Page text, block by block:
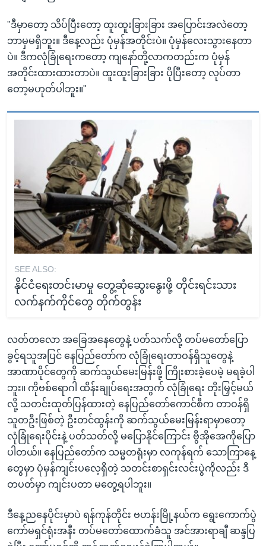
"ဒီမှာတော့ သိပ်ပြီးတော့ ထူးထူးခြားခြား အပြောင်းအလဲတော့
ဘာမှမရှိဘူး။ ဒီနေ့လည်း ပုံမှန်အတိုင်းပဲ။ ပုံမှန်လေးသွားနေတာ
ပဲ။ ဒီကလုံခြုံရေးကတော့ ကျနော်တို့လာကတည်းက ပုံမှန်
အတိုင်းထားထားတာပဲ။ ထူးထူးခြားခြား ပိုပြီးတော့ လုပ်တာ
တော့မဟုတ်ပါဘူး။"
SEE ALSO:
နိုင်ငံရေးတင်းမာမှု တွေ့ဆုံဆွေးနွေးဖို့ တိုင်းရင်းသား
လက်နက်ကိုင်တွေ တိုက်တွန်း
လတ်တလော အခြေအနေတွေနဲ့ ပတ်သက်လို့ တပ်မတော်ပြော
ခွင့်ရသူအပြင် နေပြည်တော်က လုံခြုံရေးတာဝန်ရှိသူတွေနဲ့
အာဏာပိုင်တွေကို ဆက်သွယ်မေးမြန်းဖို့ ကြိုးစားခဲ့ပေမဲ့ မရခဲ့ပါ
ဘူး။ ကိုဗစ်ရောဂါ ထိန်းချုပ်ရေးအတွက် လုံခြုံရေး တိုးမြှင့်မယ်
လို့ သတင်းထုတ်ပြန်ထားတဲ့ နေပြည်တော်ကောင်စီက တာဝန်ရှိ
သူတဦးဖြစ်တဲ့ ဦးတင်ထွန်းကို ဆက်သွယ်မေးမြန်းရာမှာတော့
လုံခြုံရေးပိုင်းနဲ့ ပတ်သတ်လို့ မပြောနိုင်ကြောင်း ဗွီအိုအေကိုပြော
ပါတယ်။ နေပြည်တော်က သမ္မတရုံးမှာ လကုန်ရက် သောကြာနေ့
တွေမှာ ပုံမှန်ကျင်းပလေ့ရှိတဲ့ သတင်းစာရှင်းလင်းပွဲကိုလည်း ဒီ
တပတ်မှာ ကျင်းပတာ မတွေ့ရပါဘူး။
ဒီနေ့ညနေပိုင်းမှာပဲ ရန်ကုန်တိုင်း ဗဟန်းမြို့နယ်က ရွေးကောက်ပွဲ
ကော်မရှင်ရုံးအနီး တပ်မတော်ထောက်ခံသူ အင်အားရာချီ ဆန္ဒပြ